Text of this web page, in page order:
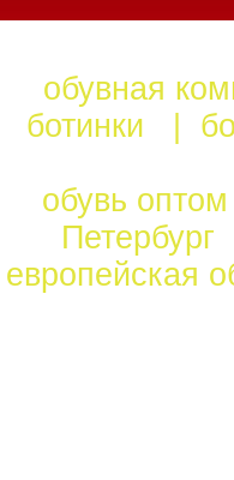
обувная
ботинки
обувь
Петербург
европейская